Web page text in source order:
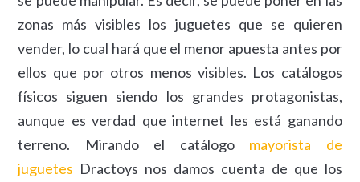
zonas más visibles los juguetes que se quieren
vender, lo cual hará que el menor apuesta antes por
ellos que por otros menos visibles. Los catálogos
físicos siguen siendo los grandes protagonistas,
aunque es verdad que internet les está ganando
terreno. Mirando el catálogo mayorista de
juguetes Dractoys nos damos cuenta de que los